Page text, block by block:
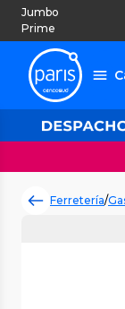
Jumbo
Prime
Ferretería/